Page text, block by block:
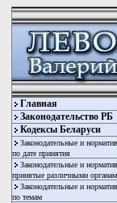
Главная
Законодательство РБ
Кодексы Беларуси
Законодательные и
по дате принятия
Законодательные и
принятые различными
Законодательные и
по темам